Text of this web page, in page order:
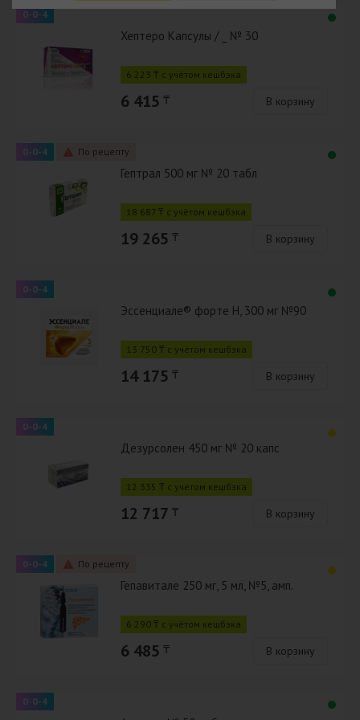
0-0-4
Хептеро Капсулы / _ № 30
6 223 ₸ с учётом кешбэка
6 415 ₸ В корзину
0-0-4 По рецепту
Гептрал 500 мг № 20 табл
18 687 ₸ с учётом кешбэка
19 265 ₸ В корзину
0-0-4
Эссенциале® форте Н, 300 мг №90
13 750 ₸ с учётом кешбэка
14 175 ₸ В корзину
0-0-4
Дезурсолен 450 мг № 20 капс
12 335 ₸ с учётом кешбэка
12 717 ₸ В корзину
0-0-4 По рецепту
Гепавитале 250 мг, 5 мл, №5, амп.
6 290 ₸ с учётом кешбэка
6 485 ₸ В корзину
0-0-4